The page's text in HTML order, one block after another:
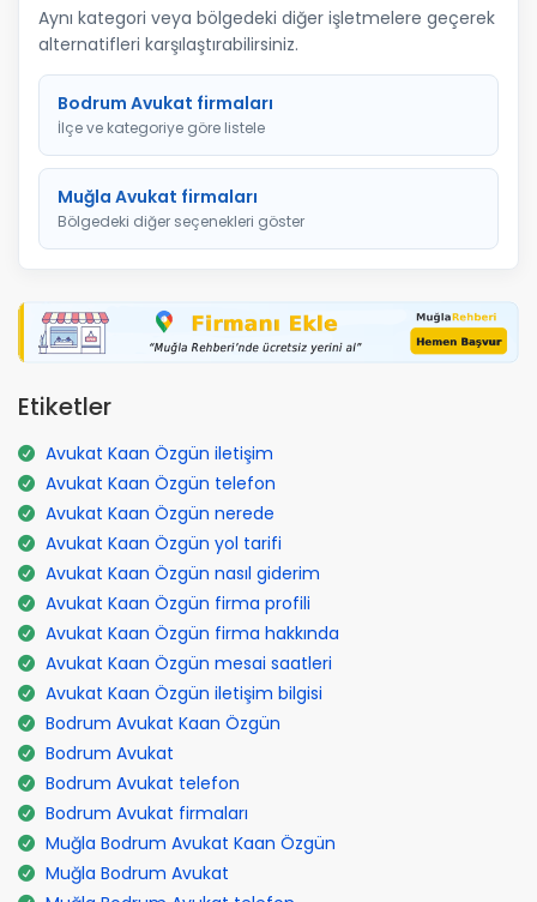
Aynı kategori veya bölgedeki diğer işletmelere geçerek
alternatifleri karşılaştırabilirsiniz.
Bodrum Avukat firmaları
İlçe ve kategoriye göre listele
Muğla Avukat firmaları
Bölgedeki diğer seçenekleri göster
Etiketler
Avukat Kaan Özgün iletişim
Avukat Kaan Özgün telefon
Avukat Kaan Özgün nerede
Avukat Kaan Özgün yol tarifi
Avukat Kaan Özgün nasıl giderim
Avukat Kaan Özgün firma profili
Avukat Kaan Özgün firma hakkında
Avukat Kaan Özgün mesai saatleri
Avukat Kaan Özgün iletişim bilgisi
Bodrum Avukat Kaan Özgün
Bodrum Avukat
Bodrum Avukat telefon
Bodrum Avukat firmaları
Muğla Bodrum Avukat Kaan Özgün
Muğla Bodrum Avukat